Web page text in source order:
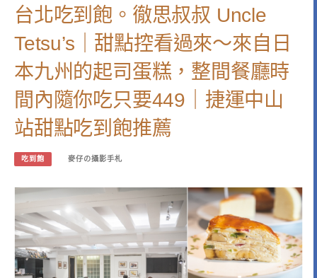
台北吃到飽。徹思叔叔 Uncle
Tetsu’s｜甜點控看過來～來自日
本九州的起司蛋糕，整間餐廳時
間內隨你吃只要449｜捷運中山
站甜點吃到飽推薦
吃到飽 麥仔の攝影手札